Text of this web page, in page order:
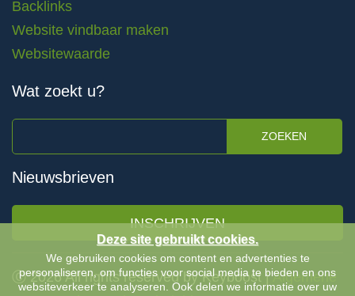
Backlinks
Website vindbaar maken
Websitewaarde
Wat zoekt u?
ZOEKEN
Nieuwsbrieven
INSCHRIJVEN
Ⓒ 2026 All rights reserved by Keyboost |Algemene
Deze site gebruikt cookies.
We gebruiken cookies om content en advertenties te
personaliseren, om functies voor social media te bieden en ons
websiteverkeer te analyseren. Ook delen we informatie over uw